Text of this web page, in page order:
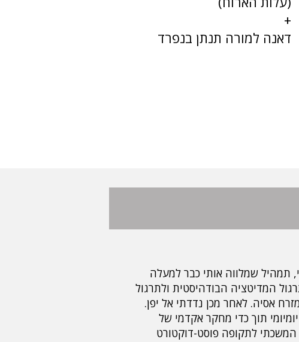
+
דאנה למורה תנתן בנפרד
תמהיל שמלווה אותי כבר למעלה
המדיטציה הבודהיסטית ולתרגול
אסיה. לאחר מכן נדדתי אל יפן.
תוך כדי מחקר אקדמי של
המשכתי לתקופה פוסט-דוקטורט